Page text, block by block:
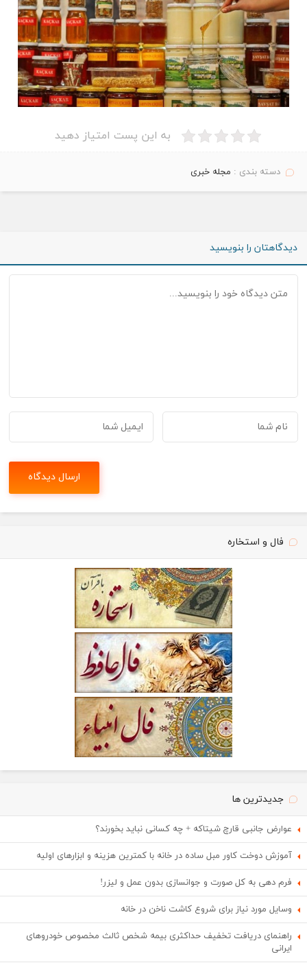
به این پست امتیاز دهید
دسته بندی : مجله خبری
دیدگاهتان را بنویسید
فال و استخاره
جدیدترین ها
عوارض جانبی قارچ شیتاکه + چه کسانی نباید بخورند؟
آموزش دوخت کاور مبل ساده در خانه با کمترین هزینه و ابزارهای اولیه
فرم دهی به کل صورت و جوانسازی بدون عمل و لیزر!
وسایل مورد نیاز برای شروع کاشت ناخن در خانه
راهنمای دریافت تخفیف حداکثری بیمه شخص ثالث مخصوص خودروهای
ایرانی